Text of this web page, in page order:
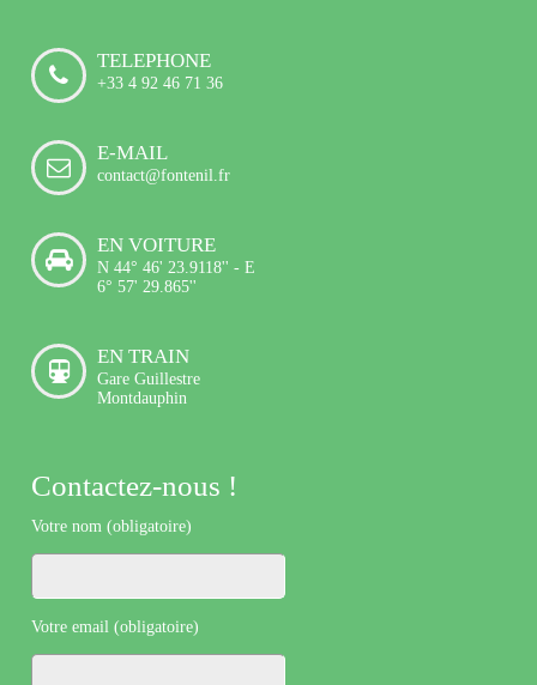
TELEPHONE
+33 4 92 46 71 36
E-MAIL
contact@fontenil.fr
EN VOITURE
N 44° 46' 23.9118'' - E
6° 57' 29.865''
EN TRAIN
Gare Guillestre
Montdauphin
Contactez-nous !
Votre nom (obligatoire)
Votre email (obligatoire)